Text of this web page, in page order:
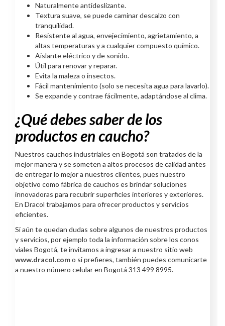
Naturalmente antideslizante.
Textura suave, se puede caminar descalzo con
tranquilidad.
Resistente al agua, envejecimiento, agrietamiento, a
altas temperaturas y a cualquier compuesto químico.
Aislante eléctrico y de sonido.
Útil para renovar y reparar.
Evita la maleza o insectos.
Fácil mantenimiento (solo se necesita agua para lavarlo).
Se expande y contrae fácilmente, adaptándose al clima.
¿Qué debes saber de los
productos en caucho?
Nuestros cauchos industriales en Bogotá son tratados de la
mejor manera y se someten a altos procesos de calidad antes
de entregar lo mejor a nuestros clientes, pues nuestro
objetivo como fábrica de cauchos es brindar soluciones
innovadoras para recubrir superficies interiores y exteriores.
En Dracol trabajamos para ofrecer productos y servicios
eficientes.
Si aún te quedan dudas sobre algunos de nuestros productos
y servicios, por ejemplo toda la información sobre los conos
viales Bogotá, te invitamos a ingresar a nuestro sitio web
www.dracol.como si prefieres, también puedes comunicarte
a nuestro número celular en Bogotá 313 499 8995.